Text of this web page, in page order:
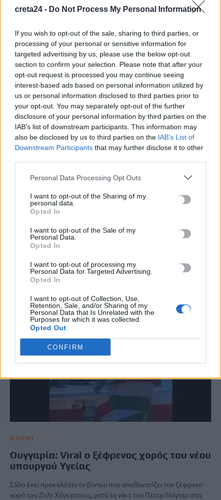
creta24 - Do Not Process My Personal Information
If you wish to opt-out of the sale, sharing to third parties, or
processing of your personal or sensitive information for
targeted advertising by us, please use the below opt-out
section to confirm your selection. Please note that after your
opt-out request is processed you may continue seeing
interest-based ads based on personal information utilized by
us or personal information disclosed to third parties prior to
your opt-out. You may separately opt-out of the further
disclosure of your personal information by third parties on the
IAB’s list of downstream participants. This information may
also be disclosed by us to third parties on the IAB’s List of
Downstream Participants that may further disclose it to other
Personal Data Processing Opt Outs
I want to opt-out of the Sharing of my
personal data.
Opted In
I want to opt-out of the Sale of my
Personal Data.
Opted In
I want to opt-out of processing my
Personal Data for Targeted Advertising.
Opted In
I want to opt-out of Collection, Use,
Retention, Sale, and/or Sharing of my
Personal Data that Is Unrelated with the
Purposes for which it was collected.
Opted Out
CONFIRM
κακοποίηση δύο ανήλικων μαθητών της
Το Ελληνικό Μεσογειακό Πανεπιστήμιο εκδίδει ηλεκτρονικά
τα Πρακτικά του Διεπιστημονικού Συνεδρίου «Ρένα
Κυριακού»
7 Αυγούστου, 2026
ΔΕΕΠ (ΝΟΔΕ) Ηρακλείου: Με έργα η κυβέρνηση Μητσοτάκη
οδηγεί την Κρήτη στο μέλλον
7 Αυγούστου, 2026
ΣΧΕΤΙΚΆ ΆΡΘΡΑ
ΔΙΕΘΝΗ
Ουγγαρία: Viral ο ξέφρενος χορός του νέου
υπουργού Υγείας
Σάλο έχει προκαλέσει το βίντεο που απαθανατίζει τον ξέφρενο
χορό του Ζολτ Χέγκεντους, μετά τη νίκη του Πέτερ Μάγιαρ στις